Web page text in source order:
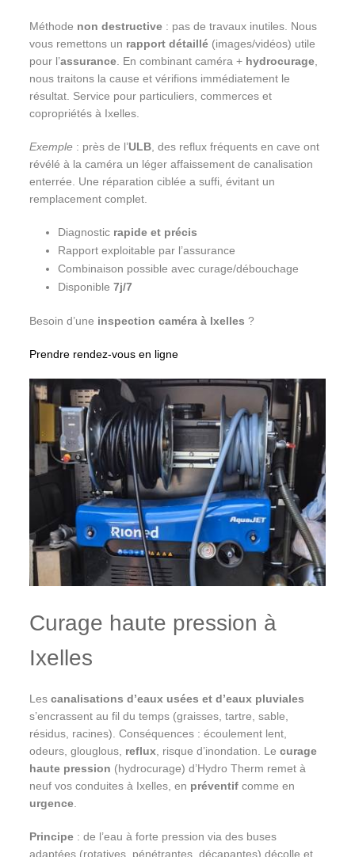
Méthode non destructive : pas de travaux inutiles. Nous
vous remettons un rapport détaillé (images/vidéos) utile
pour l’assurance . En combinant caméra + hydrocurage
nous traitons la cause et vérifions immédiatement le
résultat. Service pour particuliers, commerces et
copropriétés à Ixelles.
Exemple : près de l’ULB , des reflux fréquents en cave ont
révélé à la caméra un léger affaissement de canalisation
enterrée. Une réparation ciblée a suffi, évitant un
remplacement complet.
Diagnostic rapide et précis
Rapport exploitable par l’assurance
Combinaison possible avec curage/débouchage
Disponible7j/7
Besoin d’une inspection caméra à Ixelles ?
Prendre rendez-vous en ligne
Curage haute pression à
Ixelles
Lescanalisations d’eaux usées et d’eaux pluviales
s’encrassent au fil du temps (graisses, tartre, sable,
résidus, racines). Conséquences : écoulement lent,
odeurs, glouglous, reflux , risque d’inondation. Lecurage
haute pression (hydrocurage) d’Hydro Therm remet à
neuf vos conduites à Ixelles, en préventif comme en
urgence
Principe : de l’eau à forte pression via des buses
adaptées (rotatives, pénétrantes, décapantes) décolle et